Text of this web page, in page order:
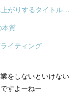
たった一言でCTRアップ★クリック数が爆上がりするタイトルの決め方
本質
イティング
をしないといけない
すよーねー